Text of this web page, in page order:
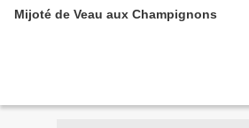
Mijoté de Veau aux Champignons